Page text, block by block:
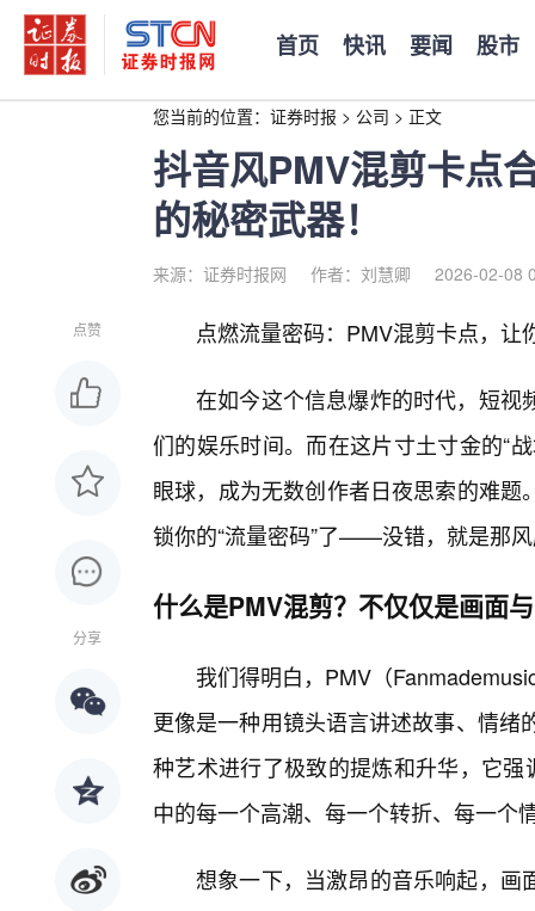
首页 快讯 要闻 股市
您当前的位置： 证券时报 > 公司 > 正文
抖音风PMV混剪卡点
的秘密武器！
来源：证券时报网 作者：刘慧卿 2026-02-08
点赞
分享
点燃流量密码：PMV混剪卡点，让
在如今这个信息爆炸的时代，短视
们的娱乐时间。而在这片寸土寸金的“
眼球，成为无数创作者日夜思索的难
锁你的“流量密码”了——没错，就是那
什么是PMV混剪？不仅仅是画面
我们得明白，PMV（
更像是一种用镜头语言讲述故事、情
种艺术进行了极致的提炼和升华，它
中的每一个高潮、每一个转折、每一个
想象一下，当激昂的音乐响起，画